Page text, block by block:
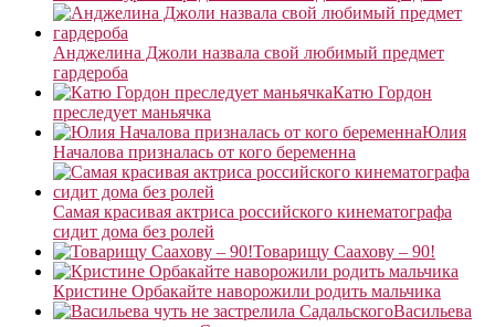
Анджелина Джоли назвала свой любимый предмет
гардероба
Катю Гордон
преследует маньячка
Юлия
Началова призналась от кого беременна
Самая красивая актриса российского кинематографа
сидит дома без ролей
Товарищу Саахову – 90!
Кристине Орбакайте наворожили родить мальчика
Васильева